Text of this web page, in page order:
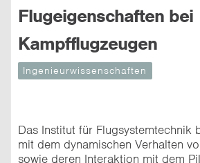
Flugeigenschaften bei
Kampfflugzeugen
Ingenieurwissenschaften
Das Institut für Flugsystemtechnik
mit dem dynamischen Verhalten
sowie deren Interaktion mit dem